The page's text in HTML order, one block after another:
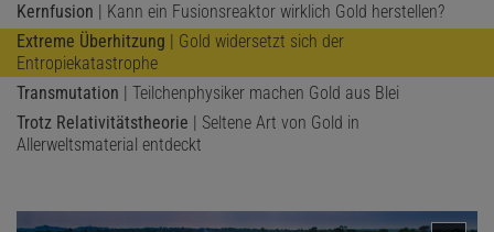
Kernfusion | Kann ein Fusionsreaktor wirklich Gold herstellen?
Extreme Überhitzung | Gold widersetzt sich der
Entropiekatastrophe
Transmutation | Teilchenphysiker machen Gold aus Blei
Trotz Relativitätstheorie | Seltene Art von Gold in
Allerweltsmaterial entdeckt